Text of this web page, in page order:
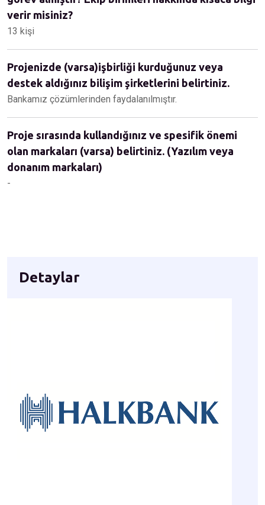
verir misiniz?
13 kişi
Projenizde (varsa)işbirliği kurduğunuz veya
destek aldığınız bilişim şirketlerini belirtiniz.
Bankamız çözümlerinden faydalanılmıştır.
Proje sırasında kullandığınız ve spesifik önemi
olan markaları (varsa) belirtiniz. (Yazılım veya
donanım markaları)
-
Detaylar